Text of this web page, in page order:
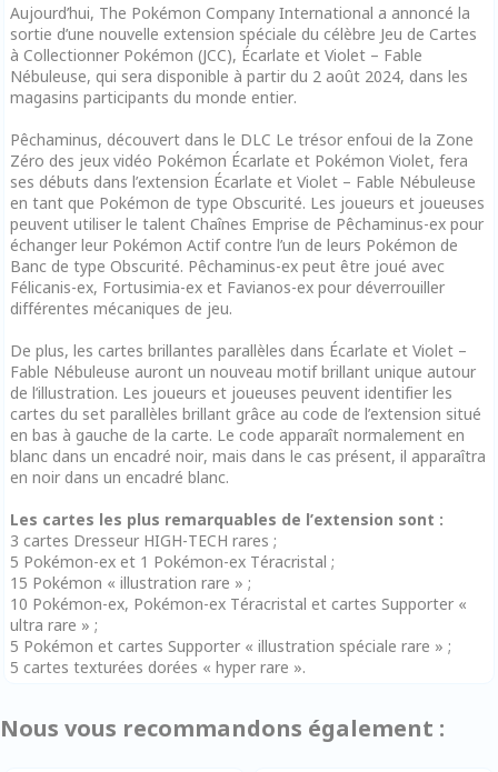
Aujourd’hui, The Pokémon Company International a annoncé la
sortie d’une nouvelle extension spéciale du célèbre Jeu de Cartes
à Collectionner Pokémon (JCC), Écarlate et Violet – Fable
Nébuleuse, qui sera disponible à partir du 2 août 2024, dans les
magasins participants du monde entier.
Pêchaminus, découvert dans le DLC Le trésor enfoui de la Zone
Zéro des jeux vidéo Pokémon Écarlate et Pokémon Violet, fera
ses débuts dans l’extension Écarlate et Violet – Fable Nébuleuse
en tant que Pokémon de type Obscurité. Les joueurs et joueuses
peuvent utiliser le talent Chaînes Emprise de Pêchaminus-ex pour
échanger leur Pokémon Actif contre l’un de leurs Pokémon de
Banc de type Obscurité. Pêchaminus-ex peut être joué avec
Félicanis-ex, Fortusimia-ex et Favianos-ex pour déverrouiller
différentes mécaniques de jeu.
De plus, les cartes brillantes parallèles dans Écarlate et Violet –
Fable Nébuleuse auront un nouveau motif brillant unique autour
de l’illustration. Les joueurs et joueuses peuvent identifier les
cartes du set parallèles brillant grâce au code de l’extension situé
en bas à gauche de la carte. Le code apparaît normalement en
blanc dans un encadré noir, mais dans le cas présent, il apparaîtra
en noir dans un encadré blanc.
Les cartes les plus remarquables de l’extension sont :
3 cartes Dresseur HIGH-TECH rares ;
5 Pokémon-ex et 1 Pokémon-ex Téracristal ;
15 Pokémon « illustration rare » ;
10 Pokémon-ex, Pokémon-ex Téracristal et cartes Supporter «
ultra rare » ;
5 Pokémon et cartes Supporter « illustration spéciale rare » ;
5 cartes texturées dorées « hyper rare ».
Nous vous recommandons également :